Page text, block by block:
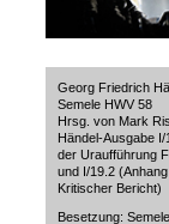
Georg Friedrich
Semele HWV 58
Hrsg. von Mark
Händel-Ausgabe
der Uraufführung
und I/19.2
Kritischer Bericht)
Besetzung: